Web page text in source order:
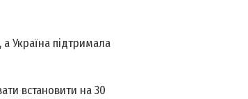
Україна підтримала
встановити на 30